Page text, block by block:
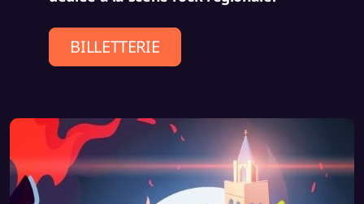
BILLETTERIE
Antechaos